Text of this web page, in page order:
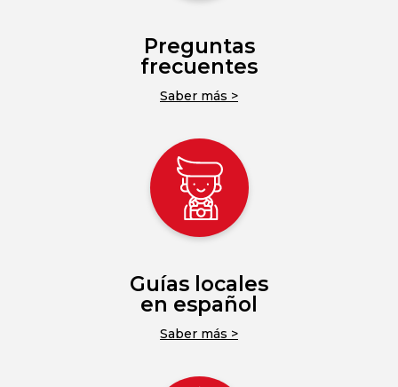
Preguntas
frecuentes
Saber más >
Guías locales
en español
Saber más >